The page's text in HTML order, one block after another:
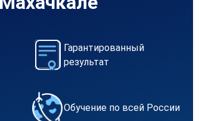
Гарантированный
результат
Обучение по всей России